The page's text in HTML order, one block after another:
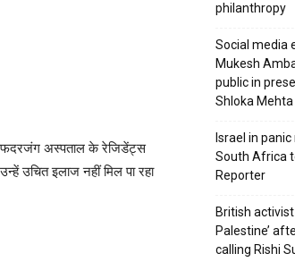
अस्पताल के रेजिडेंट्स
उचित इलाज नहीं मिल पा रहा
philanthropy
Social media
Mukesh
public in
Shloka Mehta
Israel in
South Africa
Reporter
British
Palestine’
calling Rishi